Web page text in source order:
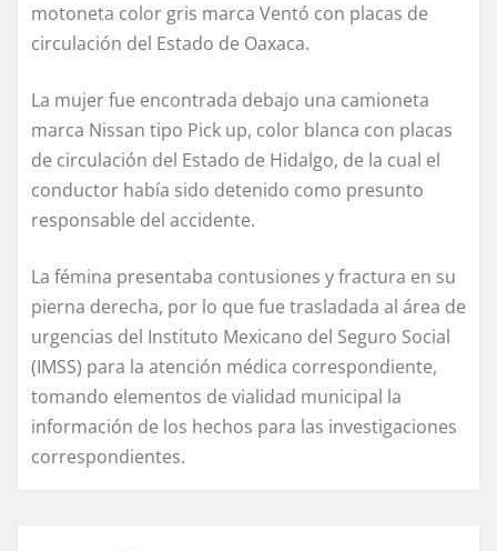
motoneta color gris marca Ventó con placas de
circulación del Estado de Oaxaca.
La mujer fue encontrada debajo una camioneta
marca Nissan tipo Pick up, color blanca con placas
de circulación del Estado de Hidalgo, de la cual el
conductor había sido detenido como presunto
responsable del accidente.
La fémina presentaba contusiones y fractura en su
pierna derecha, por lo que fue trasladada al área de
urgencias del Instituto Mexicano del Seguro Social
(IMSS) para la atención médica correspondiente,
tomando elementos de vialidad municipal la
información de los hechos para las investigaciones
correspondientes.